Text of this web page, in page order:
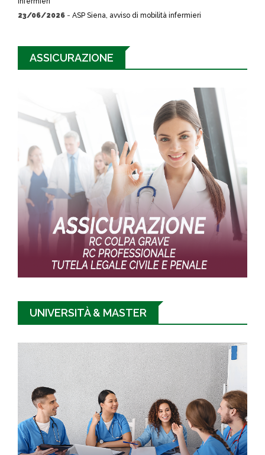
23/06/2026 - ASP Siena, avviso di mobilità infermieri
ASSICURAZIONE
UNIVERSITÀ & MASTER